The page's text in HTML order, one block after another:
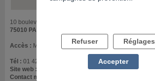
10 boulevard de Strasbourg
75010 PARIS
Accès : Métro : Strasbourg-Saint-Denis.
Tél : 01 42 40 68 00
Site web :
Contact mail :
Refuser Réglages
Accepter